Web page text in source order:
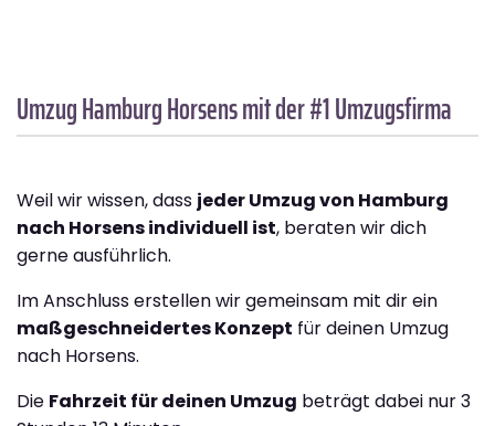
Umzug HamburgHorsensmit der #1 Umzugsfirma
Weil wir wissen, dass jeder Umzug von Hamburg
nach Horsens individuell ist, beraten wir dich
gerne ausführlich.
Im Anschluss erstellen wir gemeinsam mit dir ein
maßgeschneidertes Konzept für deinen Umzug
nach Horsens.
Die Fahrzeit für deinen Umzug beträgt dabei nur 3